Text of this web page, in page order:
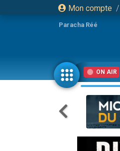
Mon compte /
Paracha Réé
ON AIR